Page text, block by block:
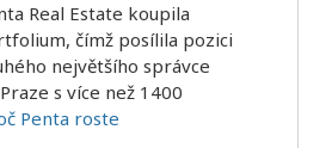
Real Estate koupila
čímž posílila pozici
největšího správce
s více než 1400
Penta roste